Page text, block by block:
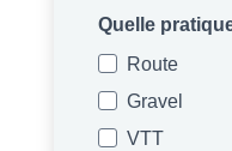
Quelle
Route
Gravel
VTT